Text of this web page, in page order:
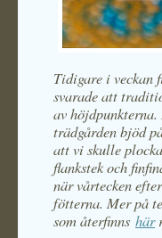
Tidigare i veckan
svarade att
av
trädgården bjöd
att vi skulle
flankstek och
när vårtecken
fötterna. Mer på
som återfinns här